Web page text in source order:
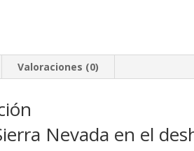
Valoraciones (0)
Nevada en el